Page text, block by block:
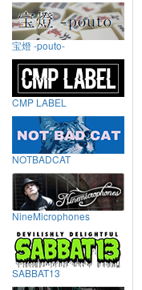
宝燈 -pouto-
CMP LABEL
NOTBADCAT
NineMicrophones
SABBAT13